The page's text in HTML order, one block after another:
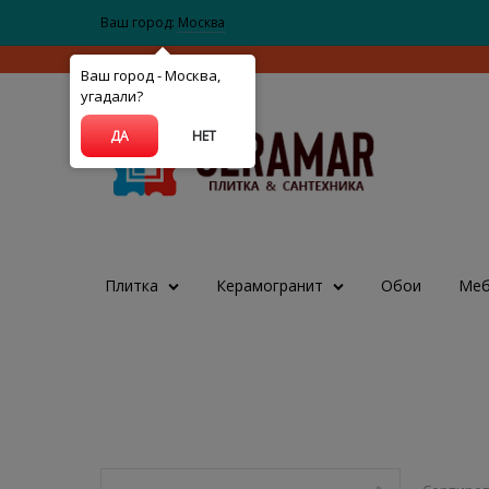
Ваш город: Москва
Плитка Керамогранит Обои
Ваш город - Москва,
угадали?
ДА НЕТ